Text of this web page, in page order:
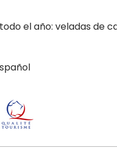
el año: veladas de